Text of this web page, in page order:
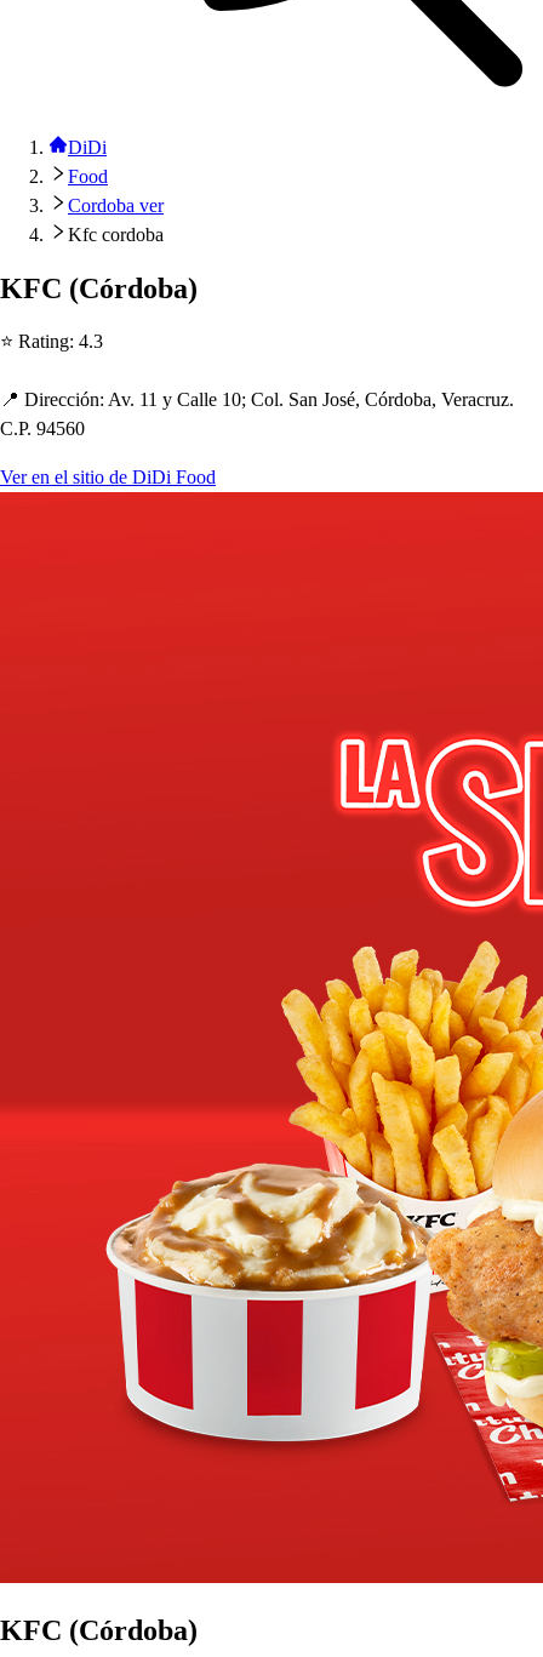
DiDi
Food
Cordoba ver
Kfc cordoba
KFC (Córdoba)
⭐ Rating: 4.3
📍 Dirección: Av. 11 y Calle 10; Col. San José, Córdoba, Veracruz.
C.P. 94560
Ver en el sitio de DiDi Food
KFC (Córdoba)